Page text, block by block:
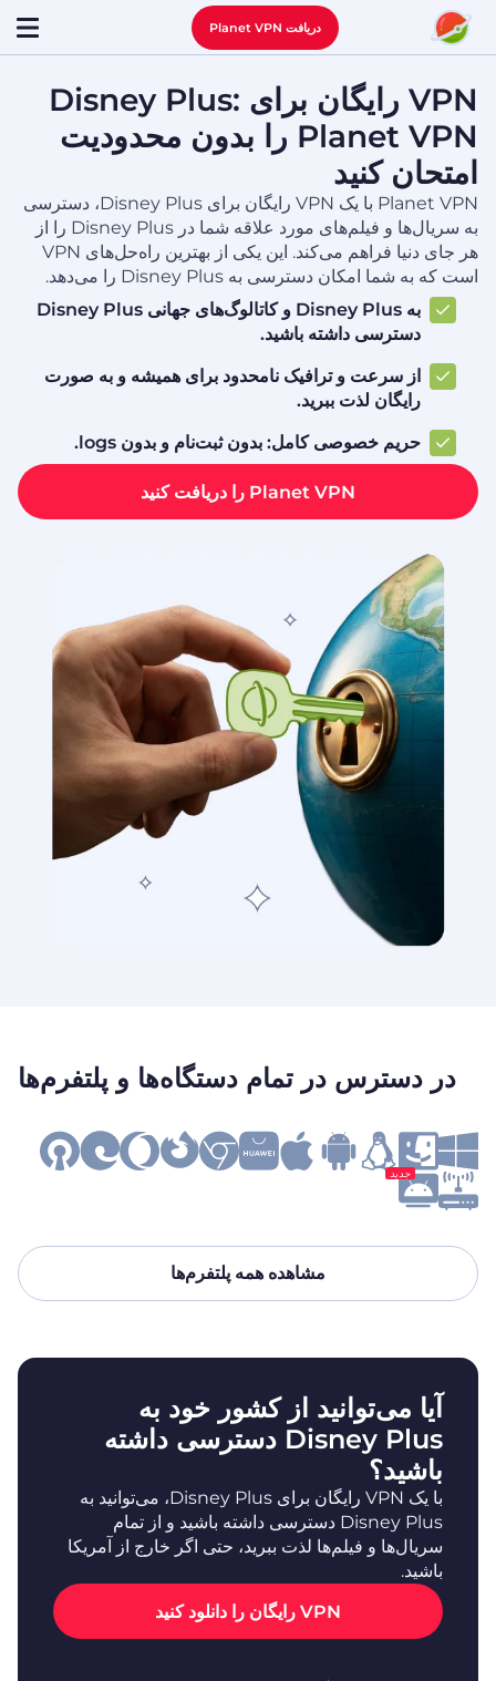
دریافت Planet VPN
VPN رایگان برای Disney Plus:
Planet VPN را بدون محدودیت
امتحان کنید
Planet VPN با یک VPN رایگان برای Disney Plus، دسترسی
به سریال‌ها و فیلم‌های مورد علاقه شما در Disney Plus را از
هر جای دنیا فراهم می‌کند. این یکی از بهترین راه‌حل‌های VPN
است که به شما امکان دسترسی به Disney Plus را می‌دهد.
به Disney Plus و کاتالوگ‌های جهانی Disney Plus
دسترسی داشته باشید.
از سرعت و ترافیک نامحدود برای همیشه و به صورت
رایگان لذت ببرید.
حریم خصوصی کامل: بدون ثبت‌نام و بدون logs.
Planet VPN را دریافت کنید
در دسترس در تمام دستگاه‌ها و پلتفرم‌ها
جدید
مشاهده همه پلتفرم‌ها
آیا می‌توانید از کشور خود به
Disney Plus دسترسی داشته
باشید؟
با یک VPN رایگان برای Disney Plus، می‌توانید به
Disney Plus دسترسی داشته باشید و از تمام
سریال‌ها و فیلم‌ها لذت ببرید، حتی اگر خارج از آمریکا
باشید.
VPN رایگان را دانلود کنید